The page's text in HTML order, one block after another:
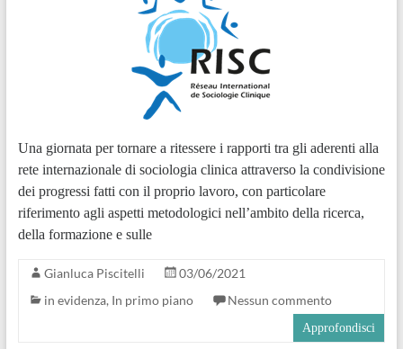
Una giornata per tornare a ritessere i rapporti tra gli aderenti alla
rete internazionale di sociologia clinica attraverso la condivisione
dei progressi fatti con il proprio lavoro, con particolare
riferimento agli aspetti metodologici nell’ambito della ricerca,
della formazione e sulle
Gianluca Piscitelli
03/06/2021
in evidenza, In primo piano Nessun commento
Approfondisci